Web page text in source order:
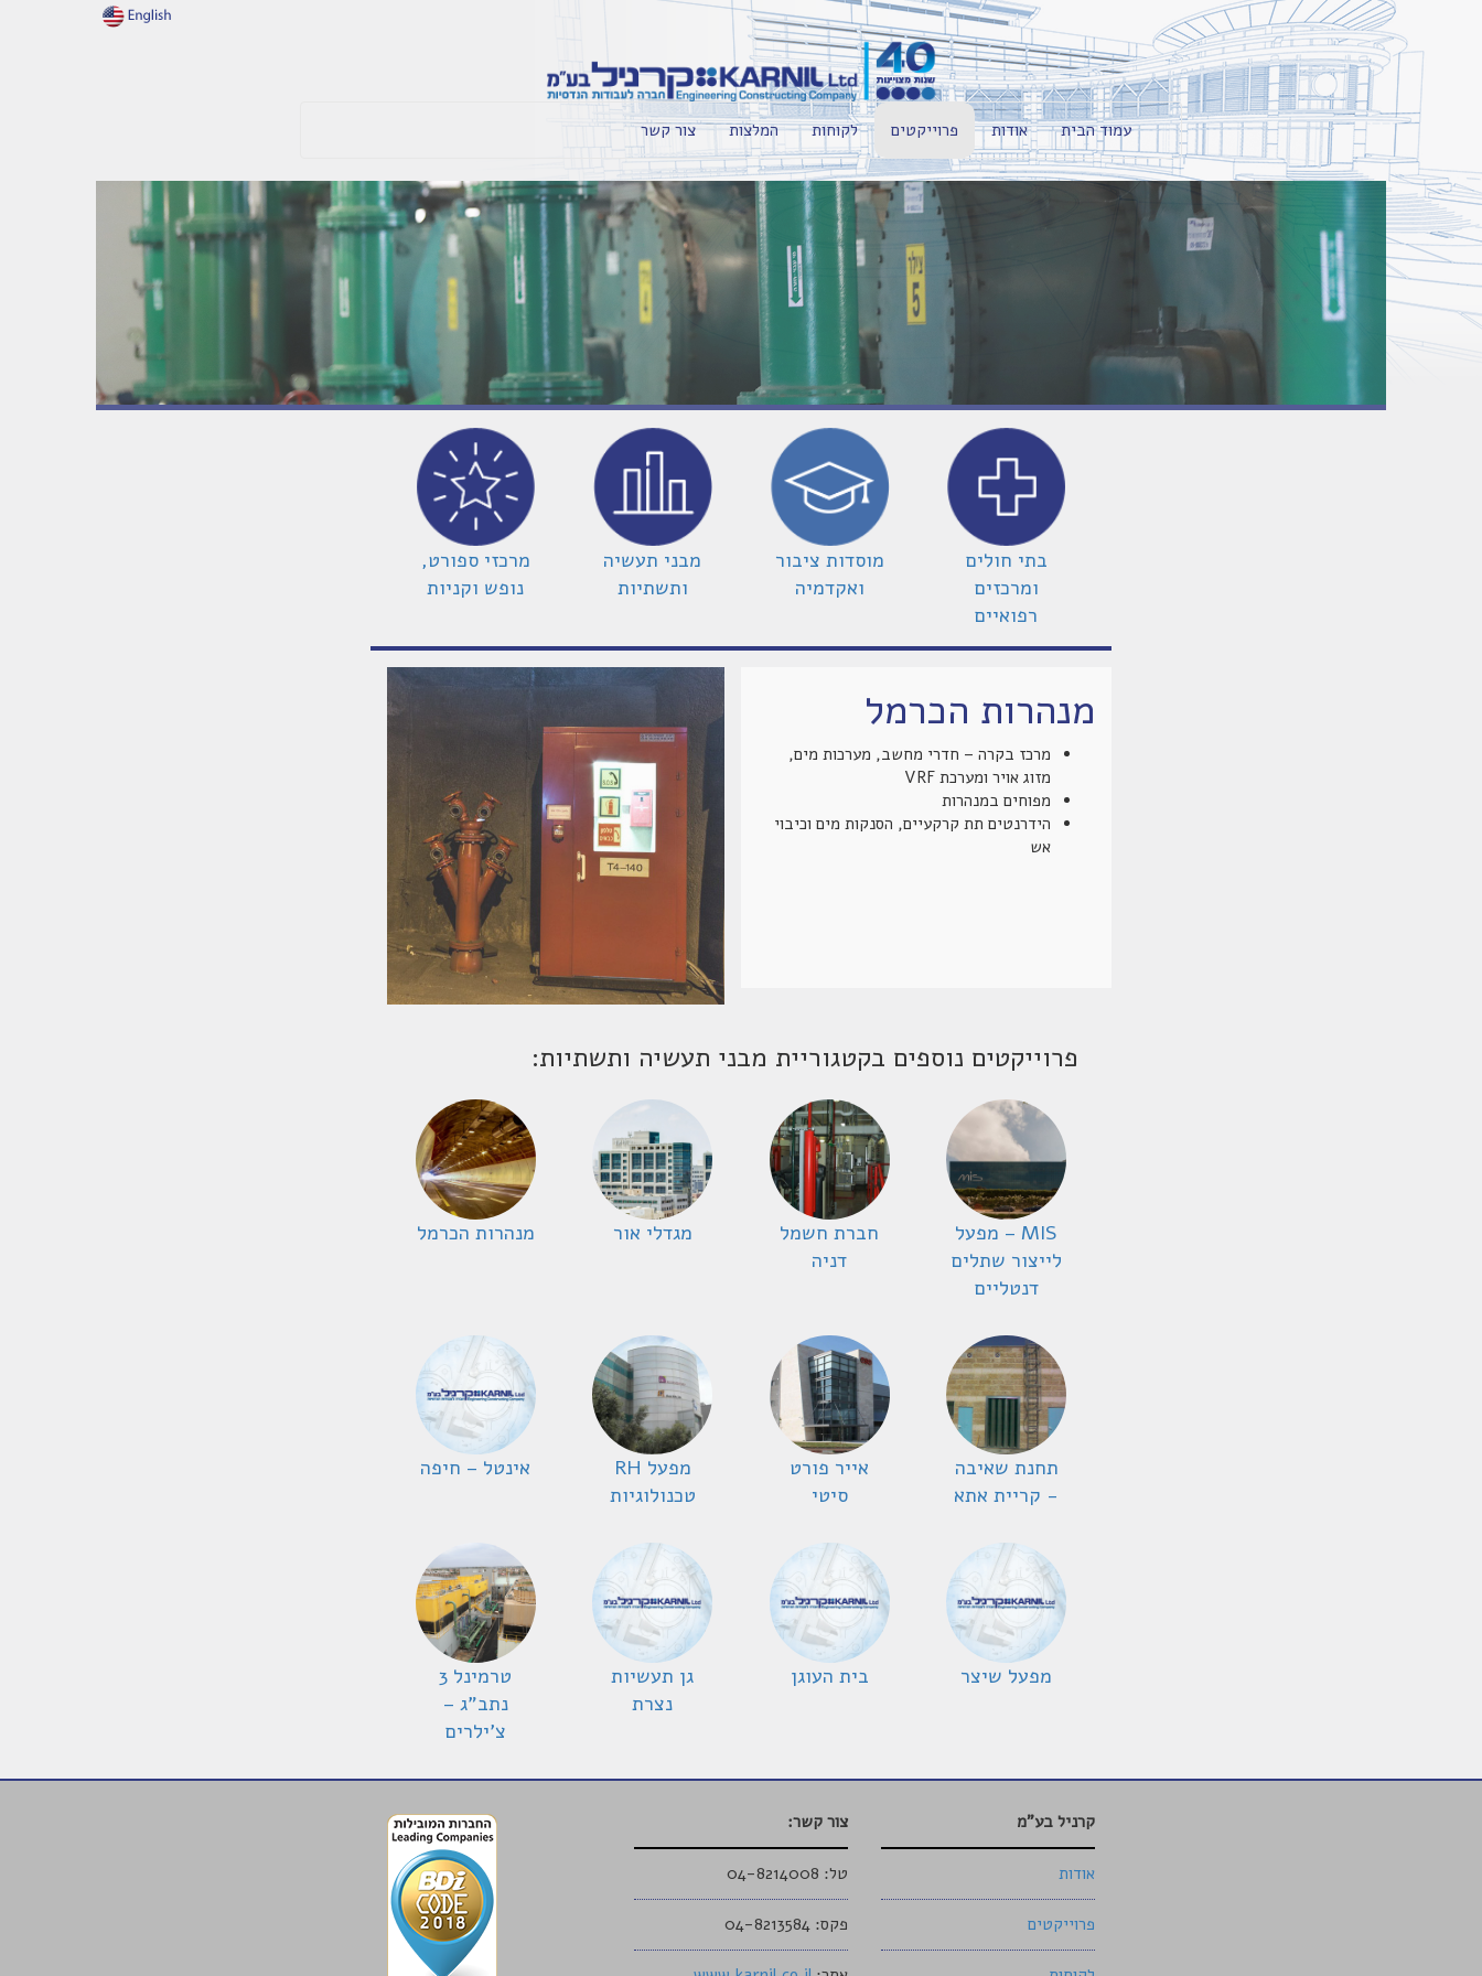
עמוד הבית אודות פרוייקטים לקוחות המלצות צור קשר
בתי חולים
ומרכזים
רפואיים
מוסדות ציבור
ואקדמיה
מבני תעשיה
ותשתיות
מרכזי ספורט,
נופש וקניות
מנהרות הכרמל
מרכז בקרה – חדרי מחשב, מערכות מים,
מזוג אויר ומערכת VRF
מפוחים במנהרות
הידרנטים תת קרקעיים, הסנקות מים וכיבוי
אש
פרוייקטים נוספים בקטגוריית מבני תעשיה ותשתיות:
MIS – מפעל
לייצור שתלים
דנטליים
חברת חשמל
דניה
מגדלי אור מנהרות הכרמל
תחנת שאיבה
- קריית אתא
אייר פורט
סיטי
מפעל RH
טכנולוגיות
אינטל – חיפה
מפעל שיצר בית העוגן
גן תעשיות
נצרת
טרמינל 3
נתב"ג –
צ'ילרים
קרניל בע"מ
אודות
פרוייקטים
צור קשר:
טל: 04-8214008
פקס: 04-8213584